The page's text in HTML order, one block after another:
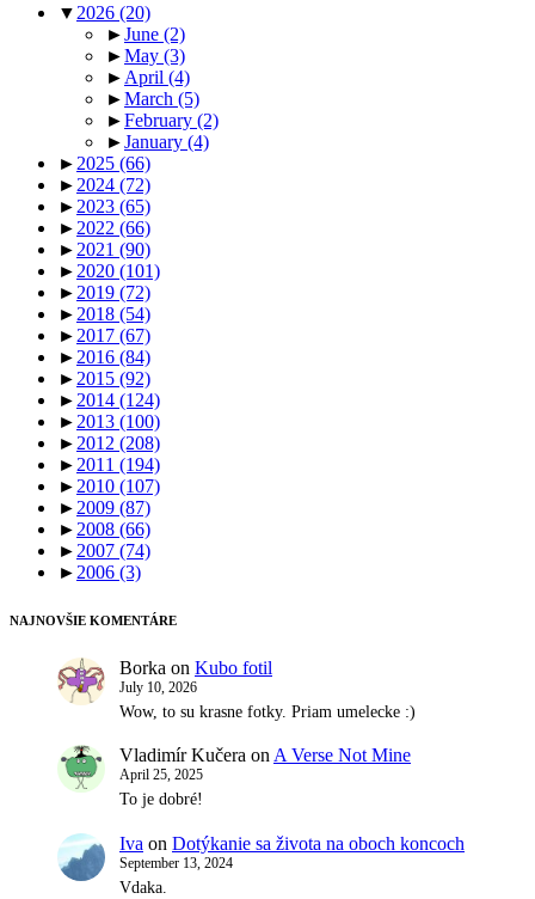
▼ 2026 (20)
►June (2)
►May (3)
► April (4)
►March (5)
►February (2)
►January (4)
► 2025 (66)
► 2024 (72)
► 2023 (65)
► 2022 (66)
► 2021 (90)
► 2020 (101)
► 2019 (72)
► 2018 (54)
► 2017 (67)
► 2016 (84)
► 2015 (92)
► 2014 (124)
► 2013 (100)
► 2012 (208)
► 2011 (194)
► 2010 (107)
► 2009 (87)
► 2008 (66)
► 2007 (74)
► 2006 (3)
NAJNOVŠIE KOMENTÁRE
Borka on Kubo fotil
July 10, 2026
Wow, to su krasne fotky. Priam umelecke :)
Vladimír Kučera on A Verse Not Mine
April 25, 2025
To je dobré!
Iva on Dotýkanie sa života na oboch koncoch
September 13, 2024
Vdaka.